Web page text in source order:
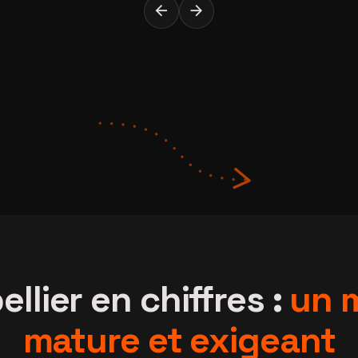
arrow_back arrow_forward
en chiffres : un
mature et exigeant